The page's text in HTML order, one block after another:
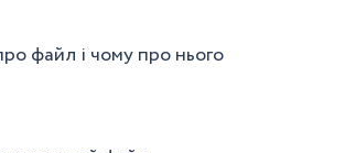
файл і чому про нього